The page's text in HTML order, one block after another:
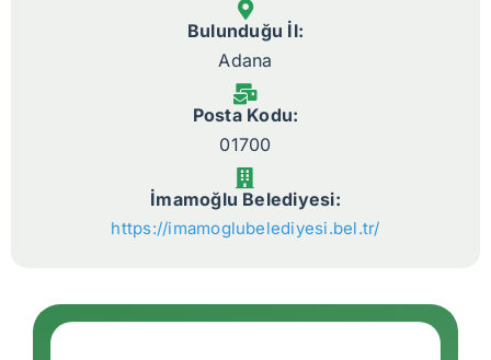
Bulunduğu İl:
Adana
Posta Kodu:
01700
İmamoğlu Belediyesi:
https://imamoglubelediyesi.bel.tr/